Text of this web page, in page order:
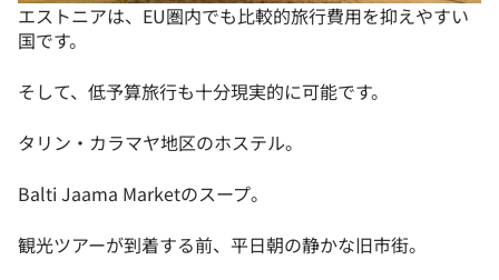
エストニアは、EU圏内でも比較的旅行費用を抑えやすい
国です。
そして、低予算旅行も十分現実的に可能です。
タリン・カラマヤ地区のホステル。
Balti Jaama Marketのスープ。
観光ツアーが到着する前、平日朝の静かな旧市街。